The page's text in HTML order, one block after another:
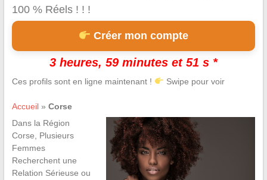
100 % Réels ! ! !
Créer mon compte
3 heures, 59 minutes et 50 s *
Ces profils sont en ligne maintenant ! Swipe pour voir
Accueil» Corse
Dans la Région
Corse, Plusieurs
Femmes
Recherchent une
Relation Sérieuse ou